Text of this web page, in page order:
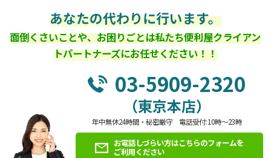
あなたの代わりに行います。
面倒くさいことや、お困りごとは私たち便利屋クライアン
トパートナーズにお任せください！！
03-5909-2320
（東京本店）
年中無休24時間・秘密厳守 電話受付:10時～23時
お電話しづらい方はこちらのフォームを
ご利用ください